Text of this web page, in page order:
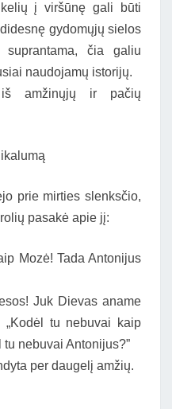
į viršūnę gali būti
gydomųjų sielos
suprantama, čia galiu
naudojamų istorijų.
amžinųjų ir pačių
prie mirties slenksčio,
pasakė apie jį:
Mozė! Tada Antonijus
Juk Dievas aname
„Kodėl tu nebuvai kaip
tu nebuvai Antonijus?”
per daugelį amžių.